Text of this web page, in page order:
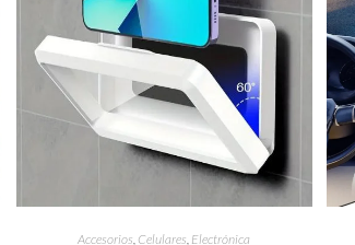
AÑADIR AL CARRITO
Accesorios, Celulares, Electrónica